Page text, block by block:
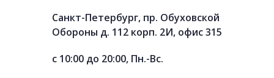
Санкт-Петербург, пр. Обуховской
Обороны д. 112 корп. 2И, офис 315
с 10:00 до 20:00, Пн.-Вс.